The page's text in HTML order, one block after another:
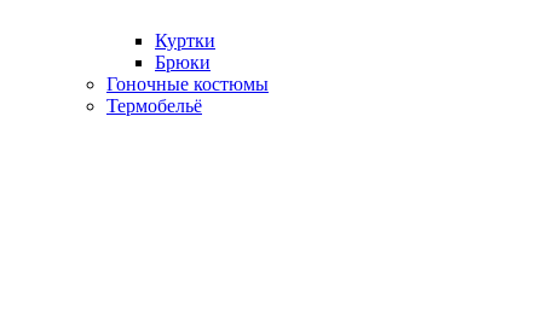
Куртки
Брюки
Гоночные костюмы
Термобельё